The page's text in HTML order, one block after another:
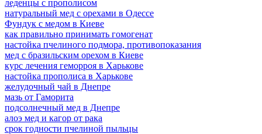
леденцы с прополисом
натуральный мед с орехами в Одессе
Фундук с медом в Киеве
как правильно принимать гомогенат
настойка пчелиного подмора, противопоказания
мед с бразильским орехом в Киеве
курс лечения геморроя в Харькове
настойка прополиса в Харькове
желудочный чай в Днепре
мазь от Гаморита
подсолнечный мед в Днепре
алоэ мед и кагор от рака
срок годности пчелиной пыльцы